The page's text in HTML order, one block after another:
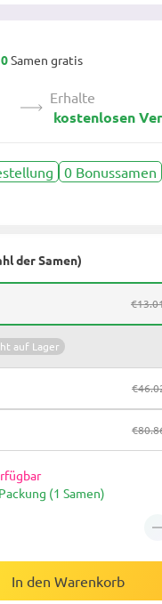
0Samen gratis
Erhalte
kostenlosen
0 Bonussamen
der Samen)
auf Lager
(1 Samen)
In den Warenkorb